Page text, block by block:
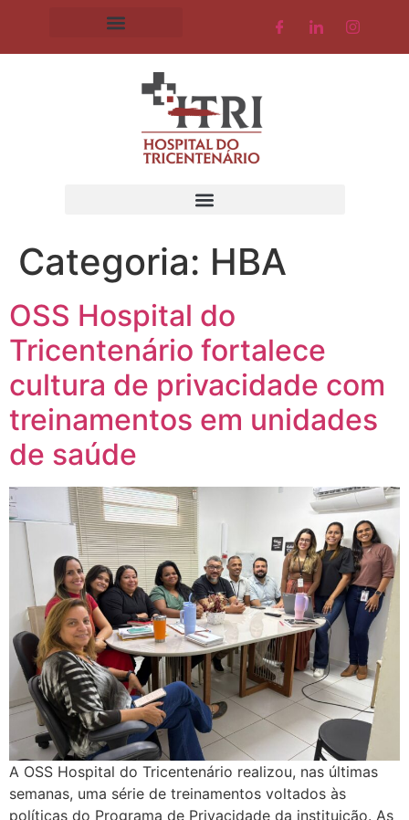
Categoria: HBA
OSS Hospital do
Tricentenário fortalece
cultura de privacidade com
treinamentos em unidades
de saúde
A OSS Hospital do Tricentenário realizou, nas últimas
semanas, uma série de treinamentos voltados às
políticas do Programa de Privacidade da instituição. As